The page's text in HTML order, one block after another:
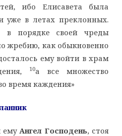
ибо Елисавета была
уже в летах преклонных.
порядке своей чреды
жребию, как обыкновенно
ему войти в храм
10а все множество
время каждения»
ему Ангел Господень, стоя